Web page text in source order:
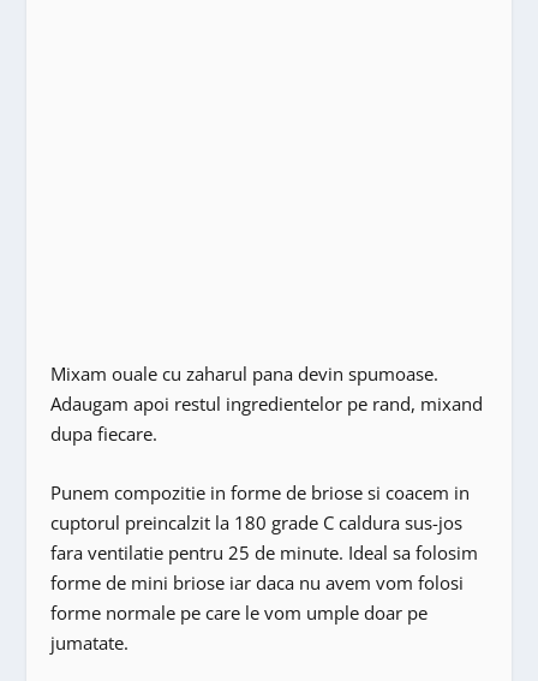
Mixam ouale cu zaharul pana devin spumoase.
Adaugam apoi restul ingredientelor pe rand, mixand
dupa fiecare.
Punem compozitie in forme de briose si coacem in
cuptorul preincalzit la 180 grade C caldura sus-jos
fara ventilatie pentru 25 de minute. Ideal sa folosim
forme de mini briose iar daca nu avem vom folosi
forme normale pe care le vom umple doar pe
jumatate.